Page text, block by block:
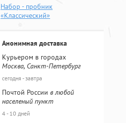
Набор - пробник
«Классический»
Анонимная доставка
Курьером в городах
Москва, Санкт-Петербург
сегодня - завтра
Почтой России в любой
населеный пункт
4 - 10 дней